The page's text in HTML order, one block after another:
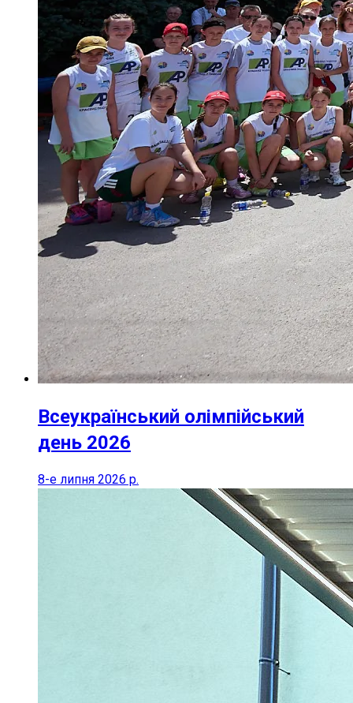
Всеукраїнський олімпійський
день 2026
8-е липня 2026 р.